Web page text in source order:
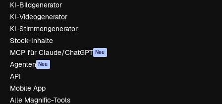
KI-Bildgenerator
KI-Videogenerator
KI-Stimmengenerator
Stock-Inhalte
MCP für Claude/ChatGPT Neu
Agenten Neu
API
Mobile App
Alle Magnific-Tools